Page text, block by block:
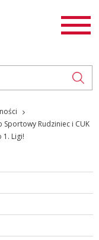
Sportowy Rudziniec i CUK
1. Ligi!